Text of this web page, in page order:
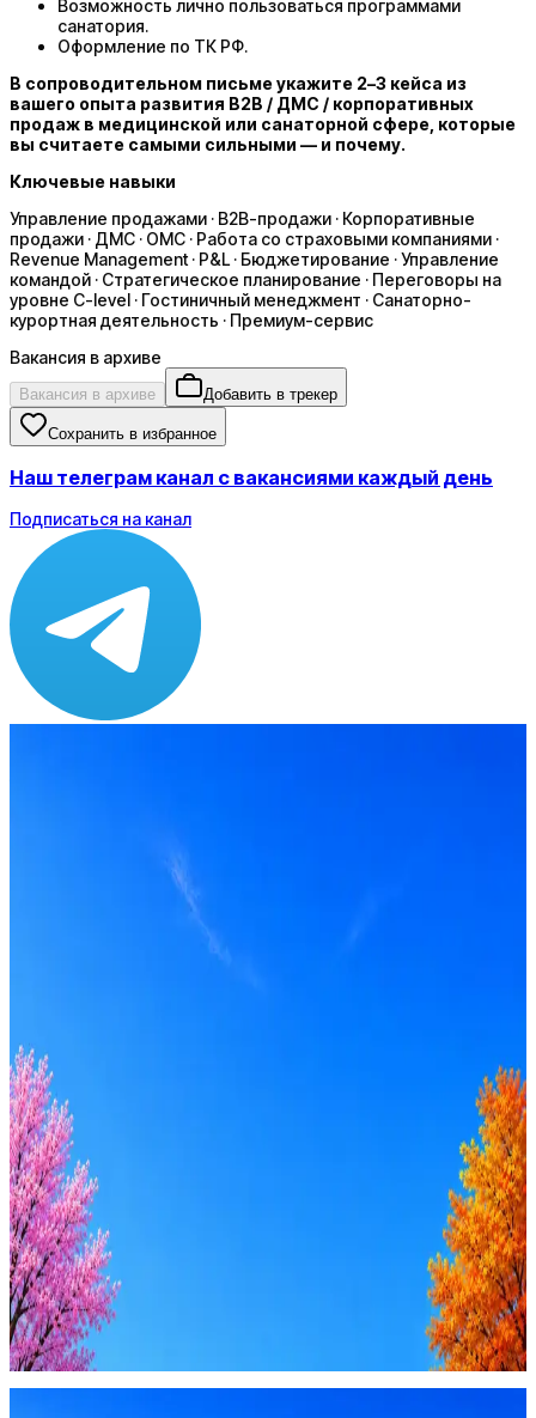
Возможность лично пользоваться программами
санатория.
Оформление по ТК РФ.
В сопроводительном письме укажите 2–3 кейса из
вашего опыта развития B2B / ДМС / корпоративных
продаж в медицинской или санаторной сфере, которые
вы считаете самыми сильными — и почему.
Ключевые навыки
Управление продажами · B2B-продажи · Корпоративные
продажи · ДМС · ОМС · Работа со страховыми компаниями ·
Revenue Management · P&L · Бюджетирование · Управление
командой · Стратегическое планирование · Переговоры на
уровне C-level · Гостиничный менеджмент · Санаторно-
курортная деятельность · Премиум-сервис
Вакансия в архиве
Вакансия в архиве Добавить в трекер
Сохранить в избранное
Наш телеграм канал с вакансиями каждый день
Подписаться на канал
Оффер быстрее с Эйч
Будьте осторожны: если работодатель просит войти через
Google, iCloud или Госуслуги, прислать код или пароль,
запустить ПО или перевести деньги — это мошенники.
Жмите Пожаловаться